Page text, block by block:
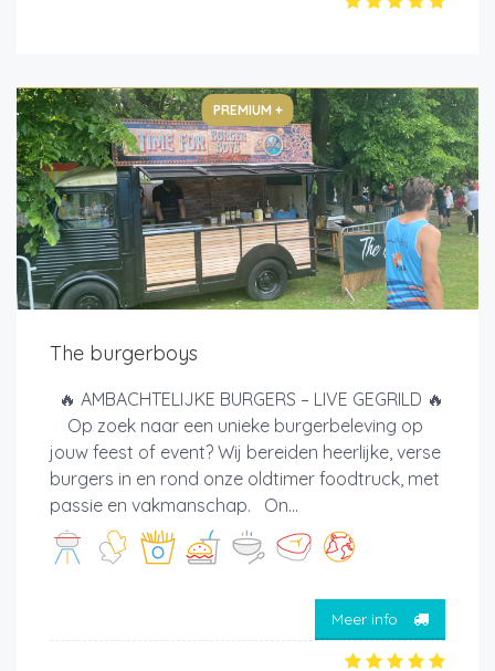
PREMIUM +
The burgerboys
🔥 AMBACHTELIJKE BURGERS – LIVE GEGRILD 🔥
Op zoek naar een unieke burgerbeleving op
jouw feest of event? Wij bereiden heerlijke, verse
burgers in en rond onze oldtimer foodtruck, met
passie en vakmanschap. On...
Meer info